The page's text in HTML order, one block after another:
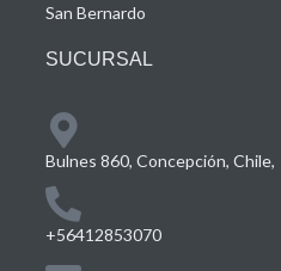
San Bernardo
SUCURSAL
Bulnes 860, Concepción, Chile,
+56412853070